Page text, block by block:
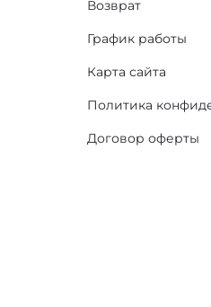
Возврат
График работы
Карта сайта
Политика
Договор оферты